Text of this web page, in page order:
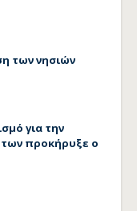
των νησιών
για την
προκήρυξε ο